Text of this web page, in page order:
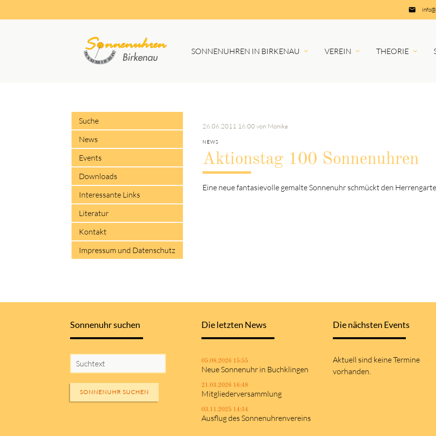
insert_email
SONNENUHREN IN BIRKENAU VEREIN THEORIE
26.06.2011 16:00 von Monika
NEWS
Aktionstag 100 Sonnenuhren
Eine neue fantasievolle gemalte Sonnenuhr schmückt den
Suche
News
Events
Downloads
Interessante Links
Literatur
Kontakt
Impressum und Datenschutz
Sonnenuhr suchen
SONNENUHR SUCHEN
Die letzten News
05.08.2026 15:55
Neue Sonnenuhr in Buchklingen
21.03.2026 16:48
Mitgliederversammlung
03.11.2025 14:34
Ausflug des Sonnenuhrenvereins
Die nächsten Events
Aktuell sind keine Termine
vorhanden.